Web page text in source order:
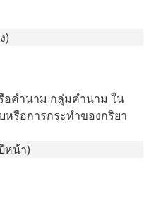
)
อคำนาม กลุ่มคำนาม ใน
รือการกระทำของกริยา
หน้า)